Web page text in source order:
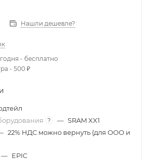
Нашли дешевле?
- бесплатно
- 500 ₽
? — SRAM XX1
22% НДС можно вернуть (для ООО и
— EPIC